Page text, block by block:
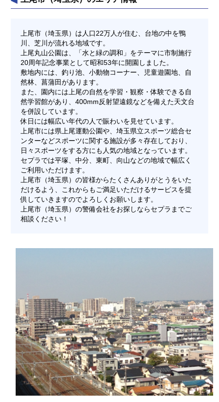
上尾市（埼玉県）は人口22万人が住む、台地の中を鴨
川、芝川が流れる地域です。
上尾丸山公園は、「水と緑の調和」をテーマに市制施行
20周年記念事業として昭和53年に開園しました。
敷地内には、釣り池、小動物コーナー、児童遊園地、自
然林、菖蒲田があります。
また、園内には上尾の自然を学習・観察・体験できる自
然学習館があり、400mm反射望遠鏡などを備えた天文台
を併設しています。
休日には幅広い年代の人で賑わいを見せています。
上尾市には県上尾運動公園や、埼玉県立スポーツ総合セ
ンターなどスポーツに関する施設が多々存在しており、
日々スポーツをする方にも人気の地域となっています。
セプラでは平塚、中分、東町、向山などの地域で幅広く
ご利用いただけます。
上尾市（埼玉県）の皆様からたくさんありがとうをいた
だけるよう、これからもご満足いただけるサービスを提
供していきますのでよろしくお願いします。
上尾市（埼玉県）の警備会社をお探しならセプラまでご
相談ください！